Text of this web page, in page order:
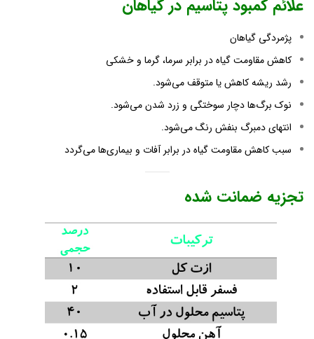
علائم کمبود پتاسیم در گیاهان
پژمردگی گیاهان
کاهش مقاومت گیاه در برابر سرما، گرما و خشکی
رشد ریشه کاهش یا متوقف می‌شود.
نوک برگ‌ها دچار سوختگی و زرد شدن می‌شود.
انتهای دمبرگ بنفش رنگ می‌شود.
سبب کاهش مقاومت گیاه در برابر آفات و بیماری‌ها می‌گردد
تجزیه ضمانت شده